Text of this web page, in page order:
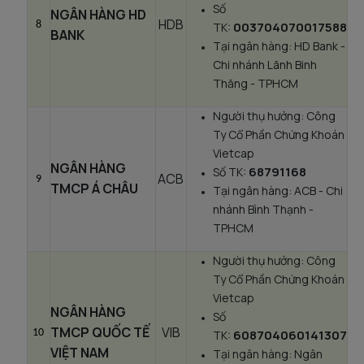
8
NGÂN HÀNG HD
BANK
HDB
Số
TK: 003704070017588
Tại ngân hàng: HD Bank -
Chi nhánh Lãnh Binh
Thăng - TPHCM
9
NGÂN HÀNG
TMCP Á CHÂU
ACB
Người thụ hưởng: Công
Ty Cổ Phần Chứng Khoán
Vietcap
Số TK: 68791168
Tại ngân hàng: ACB - Chi
nhánh Bình Thạnh -
TPHCM
10
NGÂN HÀNG
TMCP QUỐC TẾ
VIỆT NAM
VIB
Người thụ hưởng: Công
Ty Cổ Phần Chứng Khoán
Vietcap
Số
TK: 608704060141307
Tại ngân hàng: Ngân